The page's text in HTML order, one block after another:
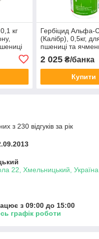
кг
Гербіцид Альфа-
(Калібр), 0,5кг,
пшениці та
2 025₴/банка
Купити
з 230 відгуків за рік
22, Хмельницький, Україна
з 09:00 до 15:00
графік роботи